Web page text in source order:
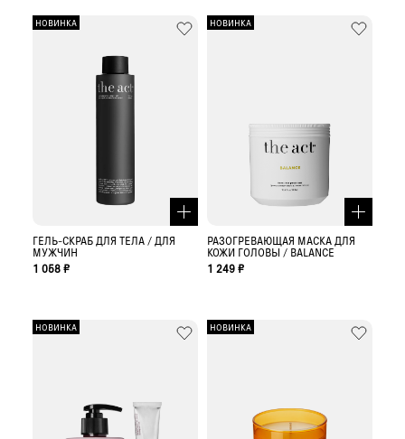
НОВИНКА
ГЕЛЬ-СКРАБ ДЛЯ ТЕЛА / ДЛЯ
МУЖЧИН
1 058 ₽
НОВИНКА
РАЗОГРЕВАЮЩАЯ МАСКА ДЛЯ
КОЖИ ГОЛОВЫ / BALANCE
1 249 ₽
НОВИНКА НОВИНКА